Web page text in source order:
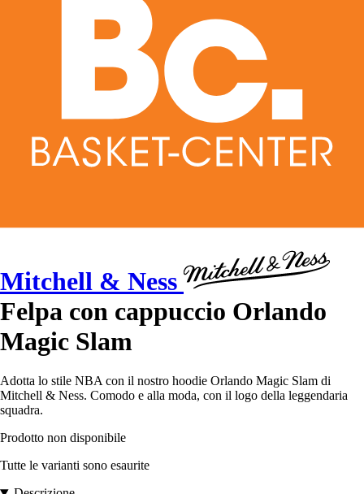
Mitchell & Ness
Felpa con cappuccio Orlando
Magic Slam
Adotta lo stile NBA con il nostro hoodie Orlando Magic Slam di
Mitchell & Ness. Comodo e alla moda, con il logo della leggendaria
squadra.
Prodotto non disponibile
Tutte le varianti sono esaurite